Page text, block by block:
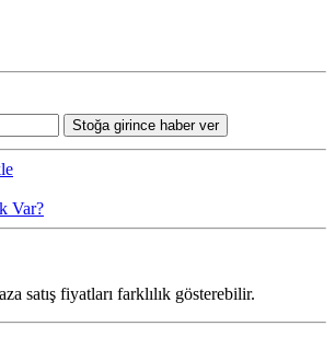
Stoğa girince haber ver
Var?
satış fiyatları farklılık gösterebilir.